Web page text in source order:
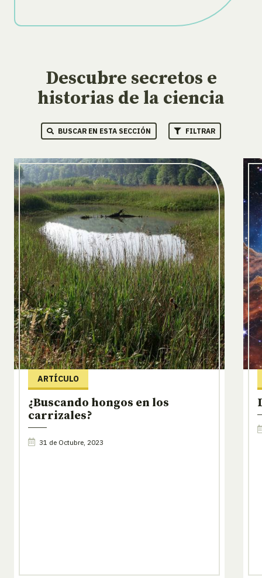
Descubre secretos e
historias de la ciencia
BUSCAR EN ESTA SECCIÓN FILTRAR
ARTÍCULO
¿Buscando hongos en los
carrizales?
31 de Octubre, 2023